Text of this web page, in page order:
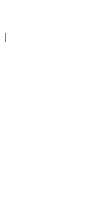
｜